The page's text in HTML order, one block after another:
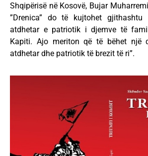
Shqipërisë në Kosovë, Bujar Muharremi
”Drenica” do të kujtohet
atdhetar e patriotik i djemve të
Kapiti. Ajo meriton që të bëhet një
atdhetar dhe patriotik të brezit të ri”.